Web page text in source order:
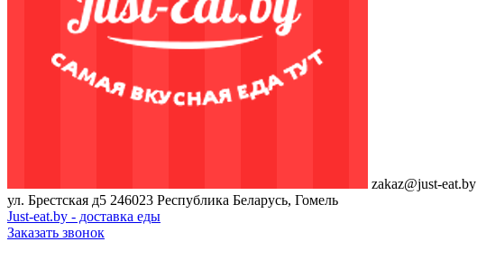
zakaz@just-eat.by
ул. Брестская д5 246023 Республика Беларусь, Гомель
Just-eat.by - доставка еды
Заказать звонок